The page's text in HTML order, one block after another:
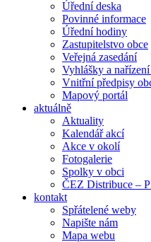
Úřední deska
Povinné informace
Úřední hodiny
Zastupitelstvo obce
Veřejná zasedání
Vyhlášky a
Vnitřní předpisy
Mapový portál
aktuálně
Aktuality
Kalendář akcí
Akce v okolí
Fotogalerie
Spolky v obci
ČEZ Distribuce –
kontakt
Spřátelené weby
Napište nám
Mapa webu